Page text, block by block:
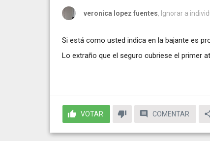
veronica lopez fuentes, Ignorar a
Si está como usted indica en la bajante es
Lo extraño que el seguro cubriese el primer
VOTAR COMENTAR